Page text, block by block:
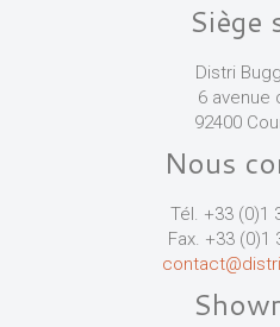
Siège
Distri
6 avenue
92400
Nous
Tél. +33 (0)1
Fax. +33 (0)1